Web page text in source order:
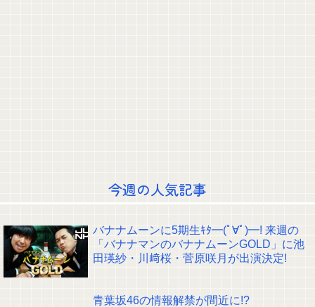
クレバテスⅡ-魔獣の王と偽りの勇者伝承- 第4話 感想：敵を探すよりトアの
【櫻坂46】山田桃実からお知らせ
Powered by livedoor 相互RSS
今週の人気記事
バナナムーンに5期生ｷﾀ━(ﾟ∀ﾟ)━! 来週の
「バナナマンのバナナムーンGOLD」に池
田瑛紗・川﨑桜・菅原咲月が出演決定!
青葉坂46の情報解禁が間近に!?